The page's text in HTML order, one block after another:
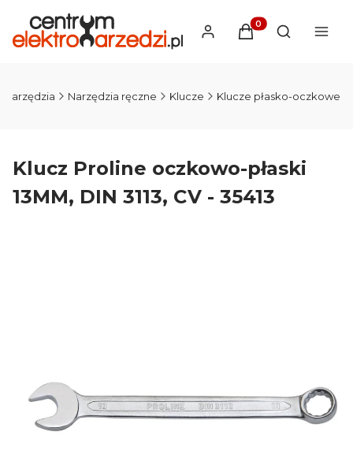
Produkty w
Otwórz
Narzędzia Narzędzia ręczne Klucze Klucze płasko-oczkowe
Klucz Proline oczkowo-płaski
13MM, DIN 3113, CV - 35413